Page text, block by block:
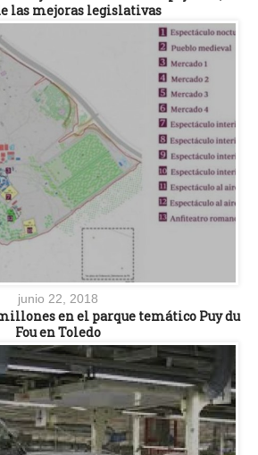
las mejoras legislativas
junio 22, 2018
en el parque temático Puy du
Fou en Toledo